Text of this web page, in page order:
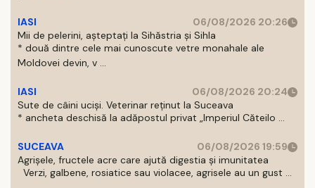
IASI
06/08/2026 20:26
Mii de pelerini, așteptați la Sihăstria și Sihla
* două dintre cele mai cunoscute vetre monahale ale
Moldovei devin, v ...
IASI
06/08/2026 20:24
Sute de câini uciși. Veterinar reținut la Suceava
* ancheta deschisă la adăpostul privat „Imperiul Căteilo ...
SUCEAVA
06/08/2026 19:59
Agrișele, fructele acre care ajută digestia și imunitatea
Verzi, galbene, rosiatice sau violacee, agrisele au un gust ...